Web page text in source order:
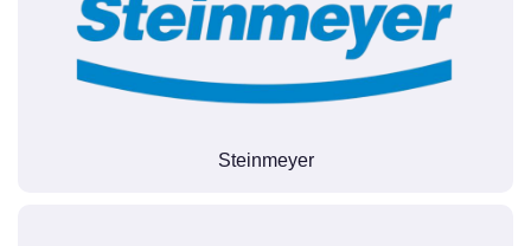
Steinmeyer